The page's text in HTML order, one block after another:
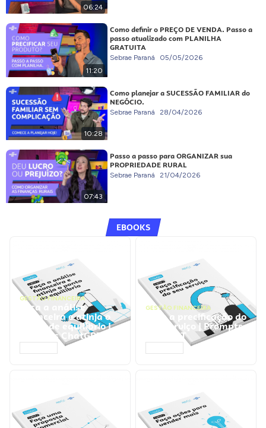
06:24
11:20
Como definir o PREÇO DE VENDA. Passo a
passo atualizado com PLANILHA
GRATUITA
Sebrae Paraná 05/05/2026
10:28
Como planejar a SUCESSÃO FAMILIAR do
NEGÓCIO.
Sebrae Paraná 28/04/2026
07:43
Passo a passo para ORGANIZAR sua
PROPRIEDADE RURAL
Sebrae Paraná 21/04/2026
EBOOKS
GESTÃO FINANCEIRA
Faça a análise
financeira e atinja o
ponto de equilíbrio |
Prompts ChatGPT
GESTÃO FINANCEIRA
Faça a precificação do
seu serviço | Prompts
ChatGPT